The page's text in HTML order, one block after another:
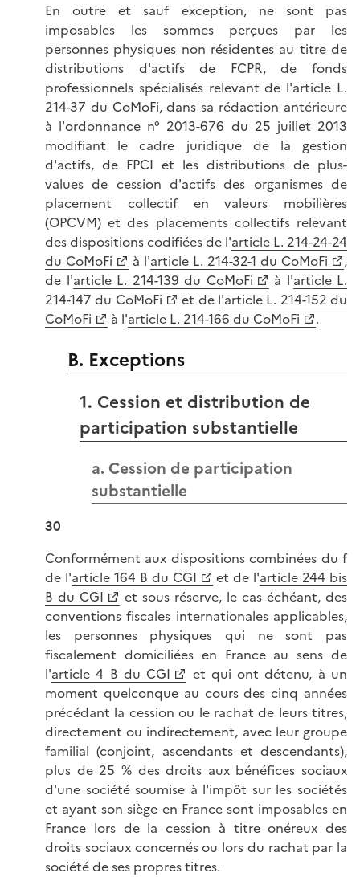
En outre et sauf exception, ne sont pas
imposables les sommes perçues par les
personnes physiques non résidentes au titre de
distributions d'actifs de FCPR, de fonds
professionnels spécialisés relevant de l'article L.
214-37 du CoMoFi, dans sa rédaction antérieure
à l'ordonnance n° 2013-676 du 25 juillet 2013
modifiant le cadre juridique de la gestion
d'actifs, de FPCI et les distributions de plus-
values de cession d'actifs des organismes de
placement collectif en valeurs mobilières
(OPCVM) et des placements collectifs relevant
des dispositions codifiées de l'article L. 214-24-24
du CoMoFi
à l'article L. 214-32-1 du CoMoFi
,
de l'article L. 214-139 du CoMoFi à l'article L.
214-147 du CoMoFi
et de l'article L. 214-152 du
CoMoFi
à l'article L. 214-166 du CoMoFi .
B. Exceptions
1. Cession et distribution de
participation substantielle
a. Cession de participation
substantielle
30
Conformément aux dispositions combinées du f
de l'article 164 B du CGI et de l'article 244 bis
B du CGI
et sous réserve, le cas échéant, des
conventions fiscales internationales applicables,
les personnes physiques qui ne sont pas
fiscalement domiciliées en France au sens de
l'article 4 B du CGI
et qui ont détenu, à un
moment quelconque au cours des cinq années
précédant la cession ou le rachat de leurs titres,
directement ou indirectement, avec leur groupe
familial (conjoint, ascendants et descendants),
plus de 25 % des droits aux bénéfices sociaux
d'une société soumise à l'impôt sur les sociétés
et ayant son siège en France sont imposables en
France lors de la cession à titre onéreux des
droits sociaux concernés ou lors du rachat par la
société de ses propres titres.